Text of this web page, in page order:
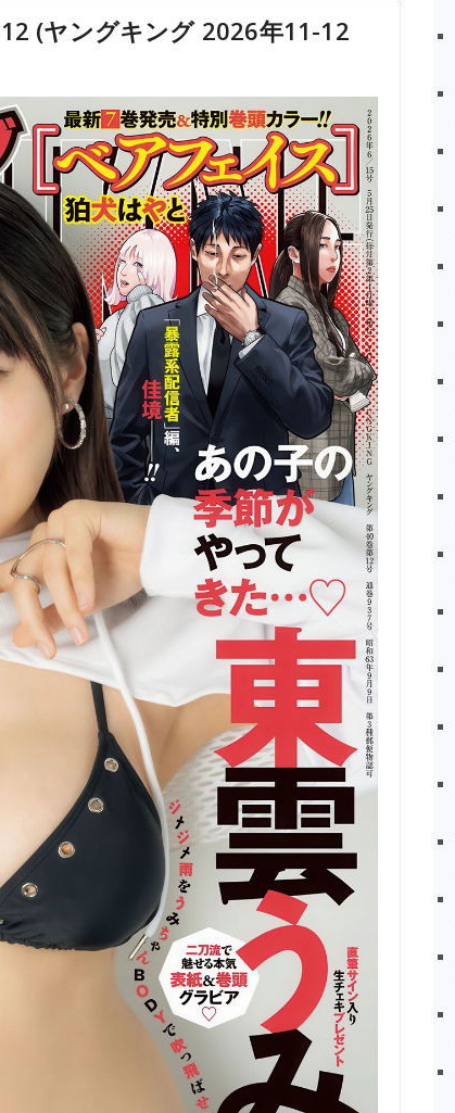
(ヤングキング 2026年11-12